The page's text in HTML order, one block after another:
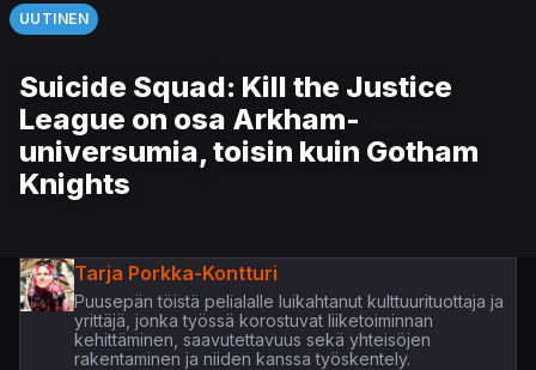
UUTINEN
Suicide Squad: Kill the Justice
League on osa Arkham-
universumia, toisin kuin Gotham
Knights
Tarja Porkka-Kontturi
Puusepän töistä pelialalle luikahtanut kulttuurituottaja ja
yrittäjä, jonka työssä korostuvat liiketoiminnan
kehittäminen, saavutettavuus sekä yhteisöjen
rakentaminen ja niiden kanssa työskentely.